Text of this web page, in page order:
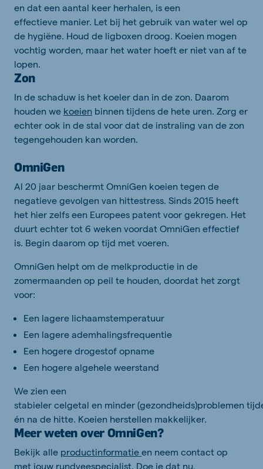
en dat een aantal keer herhalen, is een
effectieve manier. Let bij het gebruik van water wel op
de hygiëne. Houd de ligboxen droog. Koeien mogen
vochtig worden, maar het water hoeft er niet van af te
lopen.
Zon
In de schaduw is het koeler dan in de zon. Daarom
houden we koeien binnen tijdens de hete uren. Zorg er
echter ook in de stal voor dat de instraling van de zon
tegengehouden kan worden.
OmniGen
Al 20 jaar beschermt OmniGen koeien tegen de
negatieve gevolgen van hittestress. Sinds 2015 heeft
het hier zelfs een Europees patent voor gekregen. Het
duurt echter tot 6 weken voordat OmniGen effectief
is. Begin daarom op tijd met voeren.
OmniGen helpt om de melkproductie in de
zomermaanden op peil te houden, doordat het zorgt
voor:
Een lagere lichaamstemperatuur
Een lagere ademhalingsfrequentie
Een hogere drogestof opname
Een hogere algehele weerstand
We zien een
stabieler celgetal en minder (gezondheids)problemen
én na de hitte. Koeien herstellen makkelijker.
Meerweten over OmniGen?
Bekijk alle productinformatie en neem contact op
met jouw rundveespecialist. Doe je dat nu,